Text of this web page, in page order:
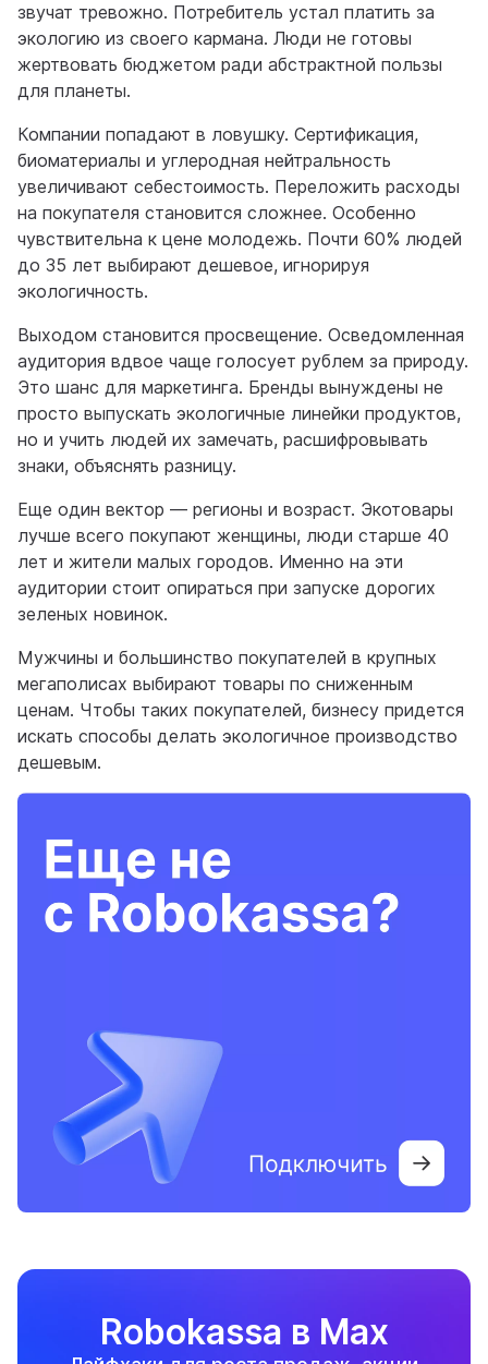
звучат тревожно. Потребитель устал платить за
экологию из своего кармана. Люди не готовы
жертвовать бюджетом ради абстрактной пользы
для планеты.
Компании попадают в ловушку. Сертификация,
биоматериалы и углеродная нейтральность
увеличивают себестоимость. Переложить расходы
на покупателя становится сложнее. Особенно
чувствительна к цене молодежь. Почти 60% людей
до 35 лет выбирают дешевое, игнорируя
экологичность.
Выходом становится просвещение. Осведомленная
аудитория вдвое чаще голосует рублем за природу.
Это шанс для маркетинга. Бренды вынуждены не
просто выпускать экологичные линейки продуктов,
но и учить людей их замечать, расшифровывать
знаки, объяснять разницу.
Еще один вектор — регионы и возраст. Экотовары
лучше всего покупают женщины, люди старше 40
лет и жители малых городов. Именно на эти
аудитории стоит опираться при запуске дорогих
зеленых новинок.
Мужчины и большинство покупателей в крупных
мегаполисах выбирают товары по сниженным
ценам. Чтобы таких покупателей, бизнесу придется
искать способы делать экологичное производство
дешевым.
Robokassa в Max